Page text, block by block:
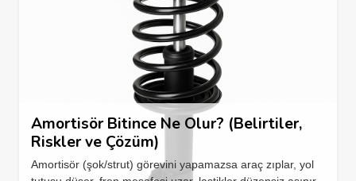
Amortisör Bitince Ne Olur? (Belirtiler,
Riskler ve Çözüm)
Amortisör (şok/strut) görevini yapamazsa araç zıplar, yol